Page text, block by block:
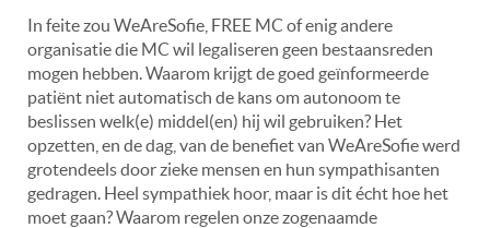
In feite zou WeAreSofie, FREE MC of enig andere
organisatie die MC wil legaliseren geen bestaansreden
mogen hebben. Waarom krijgt de goed geïnformeerde
patiënt niet automatisch de kans om autonoom te
beslissen welk(e) middel(en) hij wil gebruiken? Het
opzetten, en de dag, van de benefiet van WeAreSofie werd
grotendeels door zieke mensen en hun sympathisanten
gedragen. Heel sympathiek hoor, maar is dit écht hoe het
moet gaan? Waarom regelen onze zogenaamde